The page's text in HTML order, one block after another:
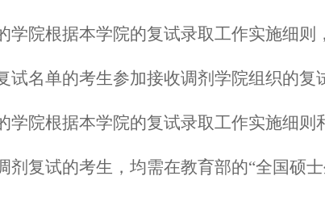
学院根据本学院的复试录取工作实施细则
试名单的考生参加接收调剂学院组织的复
学院根据本学院的复试录取工作实施细则
剂复试的考生，均需在教育部的“全国硕